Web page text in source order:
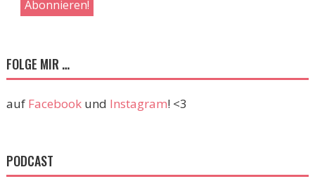
FOLGE MIR …
auf Facebookund Instagram! <3
PODCAST